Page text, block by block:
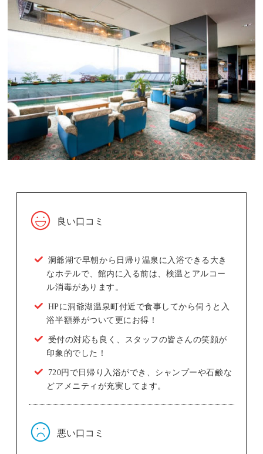
良い口コミ
洞爺湖で早朝から日帰り温泉に入浴できる大き
なホテルで、館内に入る前は、検温とアルコー
ル消毒があります。
HPに洞爺湖温泉町付近で食事してから伺うと入
浴半額券がついて更にお得！
受付の対応も良く、スタッフの皆さんの笑顔が
印象的でした！
720円で日帰り入浴ができ、シャンプーや石鹸な
どアメニティが充実してます。
悪い口コミ